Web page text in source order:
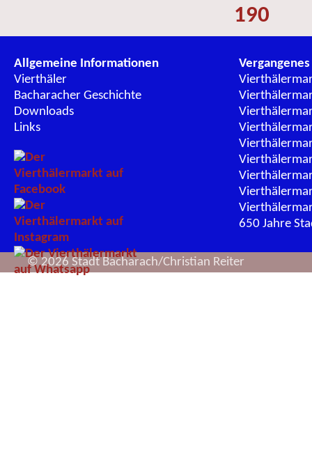
190
Allgemeine Informationen
Vierthäler
Bacharacher Geschichte
Downloads
Links
Vergangenes
650 Jahre
© 2026 Stadt Bacharach/Christian Reiter